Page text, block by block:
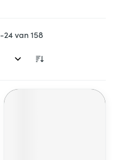
-24van158